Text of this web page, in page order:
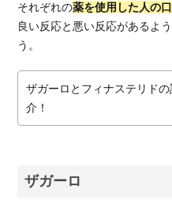
それぞれの薬を使用した人の口
良い反応と悪い反応があるよ
う。
ザガーロとフィナステリドの
介！
ザガーロ